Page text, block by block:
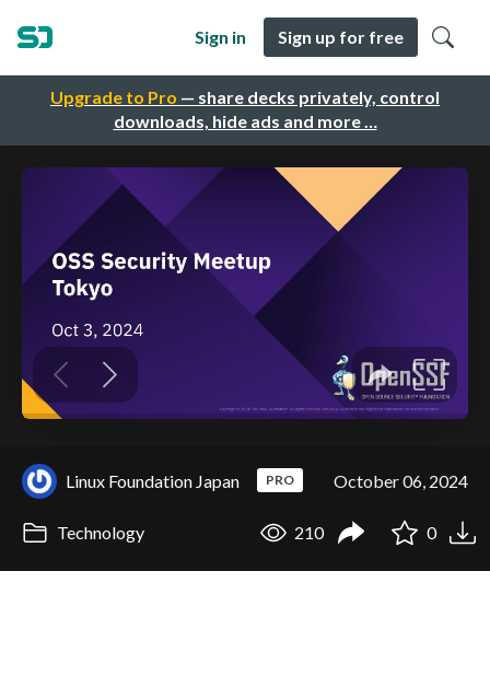
Upgrade to Pro — share decks privately, control
downloads, hide ads and more …
Sign in Sign up for free
Linux Foundation Japan PRO October 06, 2024
Technology 210 0